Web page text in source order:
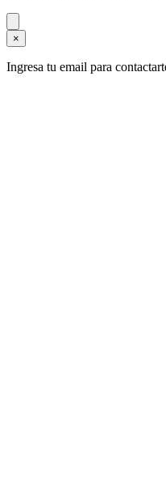
×
Ingresa tu email para